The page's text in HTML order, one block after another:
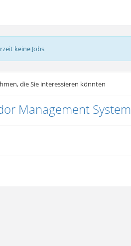
keine Jobs
die Sie interessieren könnten
Management System